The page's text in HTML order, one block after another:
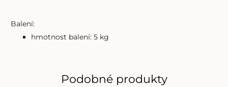
Balení:
hmotnost balení: 5 kg
Podobné produkty